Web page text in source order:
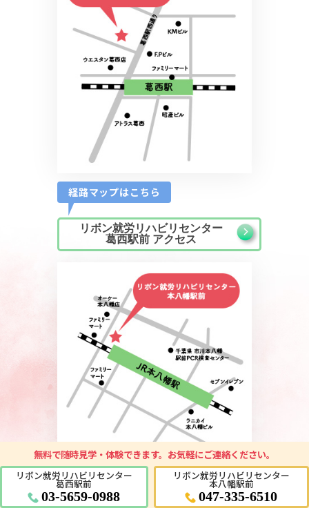
経路マップはこちら
リボン就労リハビリセンター
葛西駅前 アクセス
経路マップはこちら
無料で随時見学・体験できます。お気軽にご連絡ください。
リボン就労リハビリセンター
葛西駅前
03-5659-0988
リボン就労リハビリセンター
本八幡駅前
047-335-6510